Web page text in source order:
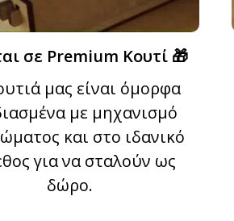
σε Premium Κουτί 🎁
μας είναι όμορφα
με μηχανισμό
και στο ιδανικό
για να σταλούν ως
δώρο.